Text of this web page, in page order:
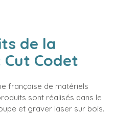
de la
Codet
française de matériels
sont réalisés dans le
et graver laser sur bois.